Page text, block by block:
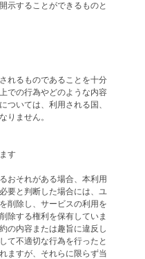
示することができるものと
れるものであることを十分
での行為やどのような内容
ついては、利用される国、
りません。
す
おそれがある場合、本利用
要と判断した場合には、ユ
削除し、サービスの利用を
除する権利を保有していま
の内容または趣旨に違反し
て不適切な行為を行ったと
ますが、それらに限らず当